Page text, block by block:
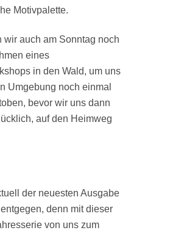
Motivpalette.
wir auch am Sonntag noch
eines
in den Wald, um uns
Umgebung noch einmal
bevor wir uns dann
auf den Heimweg
der neuesten Ausgabe
entgegen, denn mit dieser
von uns zum